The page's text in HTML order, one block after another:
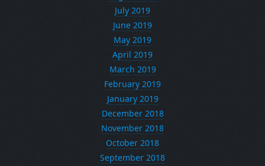
July 2019
June 2019
May 2019
April 2019
March 2019
February 2019
January 2019
December 2018
November 2018
October 2018
September 2018